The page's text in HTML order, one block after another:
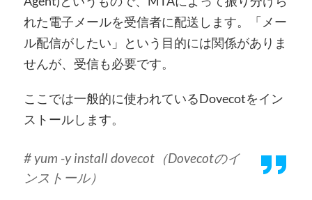
れた電子メールを受信者に配送します。「メー
ル配信がしたい」という目的には関係がありま
せんが、受信も必要です。
ここでは一般的に使われているDovecotをイン
ストールします。
# yum -y install dovecot（Dovecotのイ
ンストール）